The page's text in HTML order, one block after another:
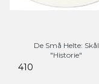
De Små Helte: Skål
"Historie"
410